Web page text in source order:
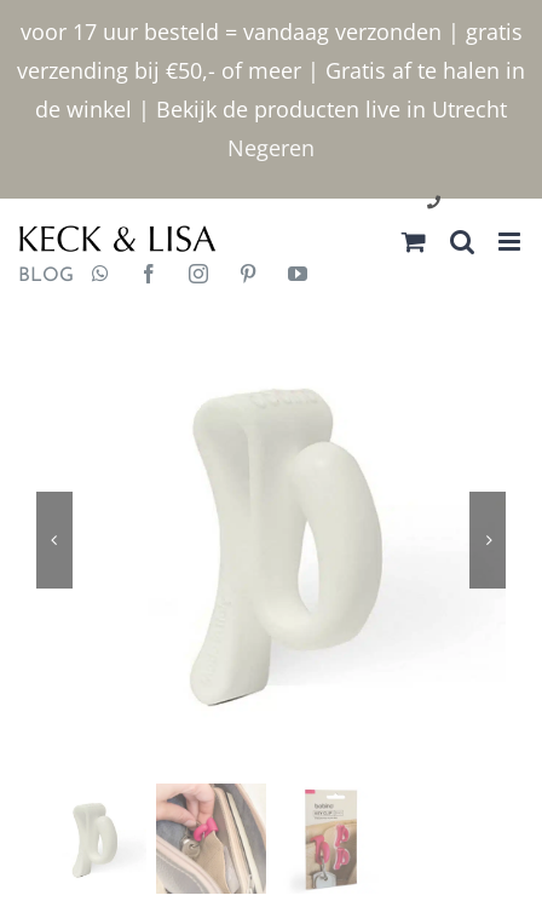
voor 17 uur besteld = vandaag verzonden | gratis
verzending bij €50,- of meer | Gratis af te halen in
de winkel | Bekijk de producten live in Utrecht
Negeren
inhoud
030 2400000
BLOG